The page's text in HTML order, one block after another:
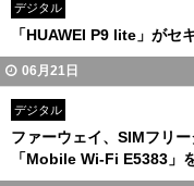
デジタル
「HUAWEI P9 lite」がセ
06月21日
デジタル
ファーウェイ、SIMフリ
「Mobile Wi-Fi E5383」